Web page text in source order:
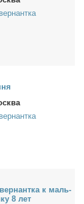
к маль­
8 лет